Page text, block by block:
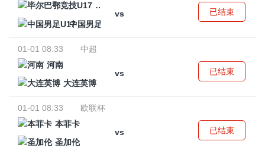
毕尔巴鄂竞技U17
vs
中国男足U17
已结束
01-01 08:33
中超
河南
vs
大连英博
已结束
01-01 08:33
欧联杯
本菲卡
vs
圣加伦
已结束